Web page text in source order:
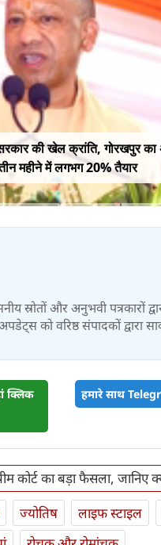
की खेल क्रांति, गोरखपुर
महीने में लगभग 20% तैयार
स्रोतों और अनुभवी पत्रकारों
को वरिष्ठ संपादकों द्वारा
क्लिक
हमारे साथ
कोर्ट का बड़ा फैसला, जानिए
ज्योतिष लाइफ स्‍टाइल